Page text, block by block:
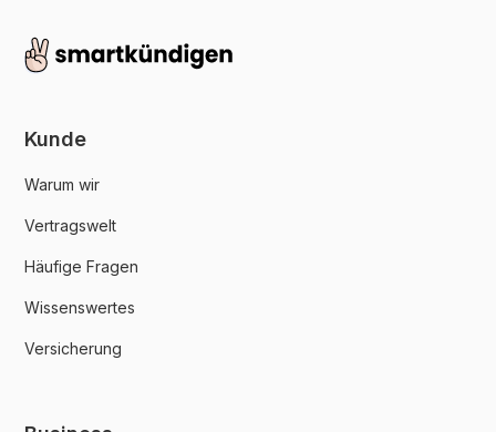
Kunde
Warum wir
Vertragswelt
Häufige Fragen
Wissenswertes
Versicherung